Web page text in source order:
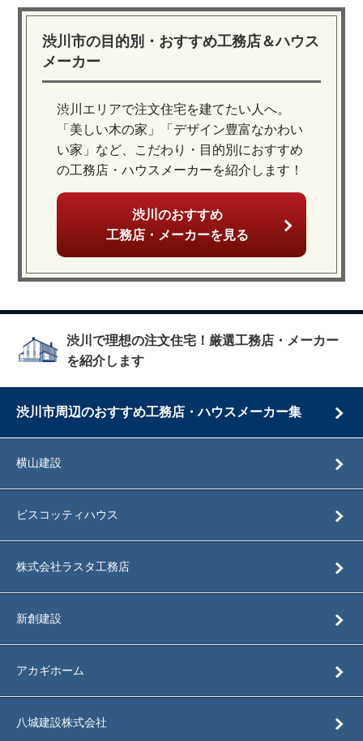
渋川市の目的別・おすすめ工務店＆ハウス
メーカー
渋川エリアで注文住宅を建てたい人へ。
「美しい木の家」「デザイン豊富なかわい
い家」など、こだわり・目的別におすすめ
の工務店・ハウスメーカーを紹介します！
渋川のおすすめ
工務店・メーカーを見る
渋川で理想の注文住宅！厳選工務店・メーカー
を紹介します
渋川市周辺のおすすめ工務店・ハウスメーカー集
横山建設
ビスコッティハウス
株式会社ラスタ工務店
新創建設
アカギホーム
八城建設株式会社